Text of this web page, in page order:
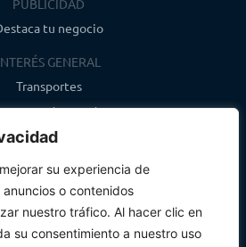
su experiencia de
o contenidos
nuestro tráfico. Al hacer clic en
su consentimiento a nuestro uso
PUBLICIDAD
tu negocio
GENERAL
Transportes
de guardia
de WhatsApp
Último boletín